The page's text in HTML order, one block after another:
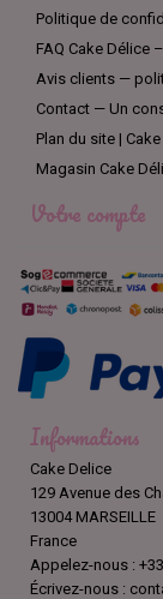
Politique de
FAQ Cake Délice
Avis clients —
Contact — Un
Plan du site |
Magasin Cake
Votre compte
Informations
Cake Delice
129 Avenue des
13004 MARSEILLE
France
Appelez-nous :
Écrivez-nous :